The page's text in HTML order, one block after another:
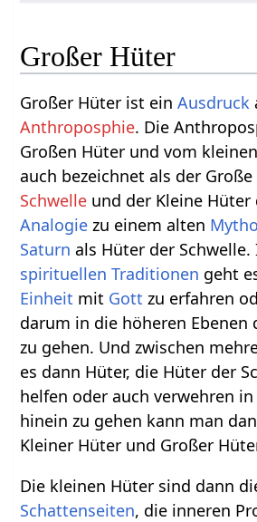
Großer Hüter
Großer Hüter ist einAusdruck
Anthroposphie. Die
Großen Hüter und vom
auch bezeichnet als der
Schwelle und der Kleine Hüter
Analogie zu einem alten
Saturn als Hüter der Schwelle.
spirituellen Traditionen geht
Einheit mit Gott zu erfahren
darum in die höheren Ebenen
zu gehen. Und zwischen
es dann Hüter, die Hüter der
helfen oder auch verwehren
hinein zu gehen kann man
Kleiner Hüter und Großer
Die kleinen Hüter sind dann
Schattenseiten, die inneren